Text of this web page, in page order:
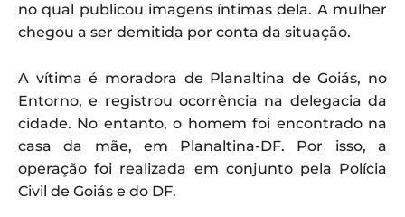
no qual publicou imagens íntimas dela. A mulher
chegou a ser demitida por conta da situação.
A vítima é moradora de Planaltina de Goiás, no
Entorno, e registrou ocorrência na delegacia da
cidade. No entanto, o homem foi encontrado na
casa da mãe, em Planaltina-DF. Por isso, a
operação foi realizada em conjunto pela Polícia
Civil de Goiás e do DF.